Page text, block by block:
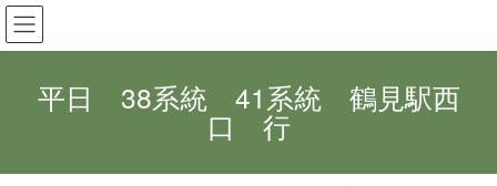
コ
ン
テ
キ
ナ
ビ
ゲ
に
平日 38系統 41系統 鶴見駅西
口 行